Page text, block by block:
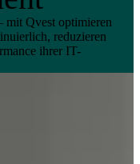
mit Qvest optimieren
reduzieren
ihrer IT-